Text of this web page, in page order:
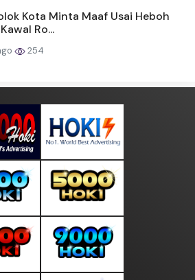
Kota Minta Maaf Usai Heboh
Ro...
254